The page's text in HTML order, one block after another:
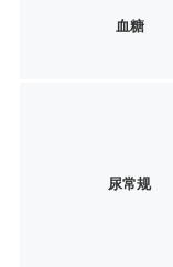
血糖
尿常规